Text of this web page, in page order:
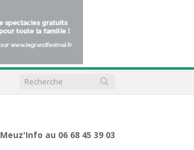
Meuz'Info au 06 68 45 39 03